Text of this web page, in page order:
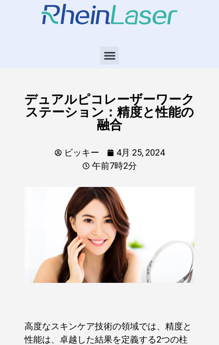
デュアルピコレーザーワーク
ステーション：精度と性能の
融合
ビッキー
4月 25, 2024
午前7時2分
高度なスキンケア技術の領域では、精度と
性能は、卓越した結果を定義する2つの柱